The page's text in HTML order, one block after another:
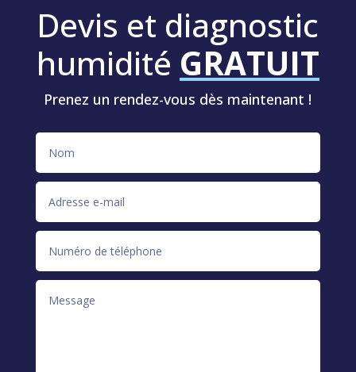
Devis et diagnostic
humidité GRATUIT
Prenez un rendez-vous dès maintenant !